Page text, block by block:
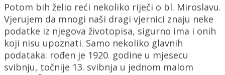
Potom bih želio reći nekoliko riječi o bl. Miroslavu.
Vjerujem da mnogi naši dragi vjernici znaju neke
podatke iz njegova životopisa, sigurno ima i onih
koji nisu upoznati. Samo nekoliko glavnih
podataka: rođen je 1920. godine u mjesecu
svibnju, točnije 13. svibnja u jednom malom